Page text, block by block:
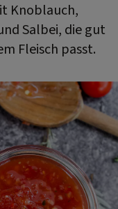
Knoblauch,
Salbei, die gut
Fleisch passt.